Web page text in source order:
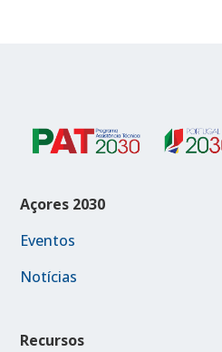
Açores 2030
Eventos
Notícias
Recursos